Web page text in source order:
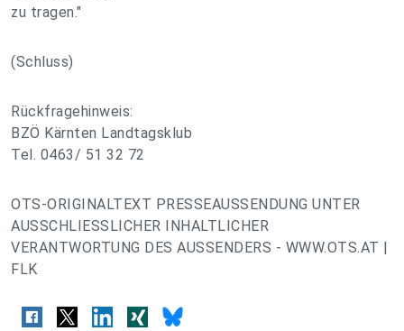
zu tragen."
(Schluss)
Rückfragehinweis:
BZÖ Kärnten Landtagsklub
Tel. 0463/ 51 32 72
OTS-ORIGINALTEXT PRESSEAUSSENDUNG UNTER
AUSSCHLIESSLICHER INHALTLICHER
VERANTWORTUNG DES AUSSENDERS - WWW.OTS.AT |
FLK